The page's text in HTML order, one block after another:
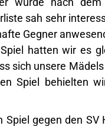
sah sehr
Gegner
hatten wir es
sich unsere
Spiel behielten
Spiel gegen den SV